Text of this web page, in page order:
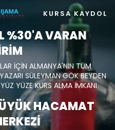
%30'A VARAN
İÇİN ALMANYA'NIN TÜM
SÜLEYMAN GÖK BEYDEN
YÜZE KURS ALMA İMKANI
HACAMAT
KURSA KAYDOL